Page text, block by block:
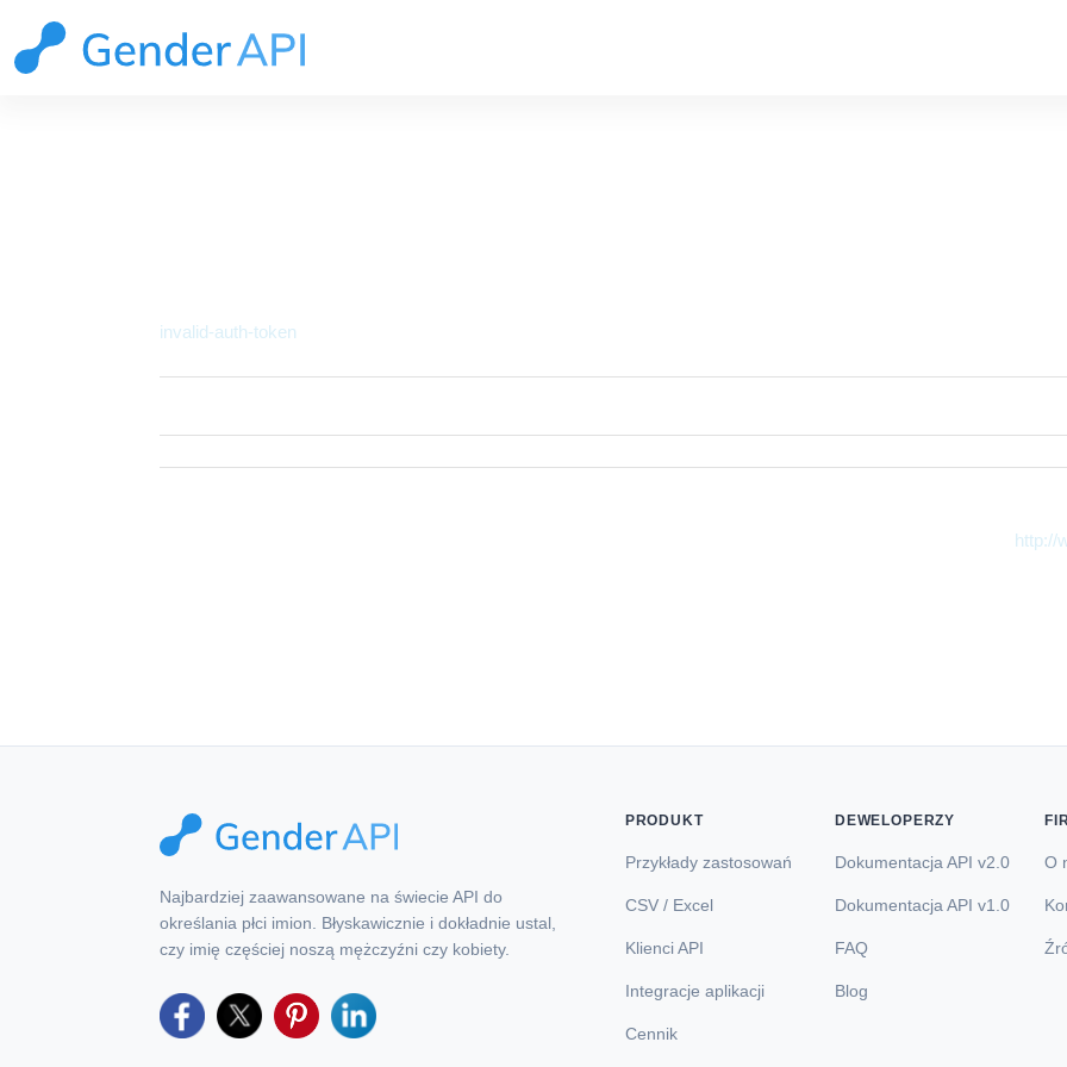
invalid-auth-token
http://
Najbardziej zaawansowane na świecie API do
określania płci imion. Błyskawicznie i dokładnie ustal,
czy imię częściej noszą mężczyźni czy kobiety.
PRODUKT
Przykłady zastosowań
CSV / Excel
Klienci API
Integracje aplikacji
Cennik
DEWELOPERZY
Dokumentacja API v2.0
Dokumentacja API v1.0
FAQ
Blog
O